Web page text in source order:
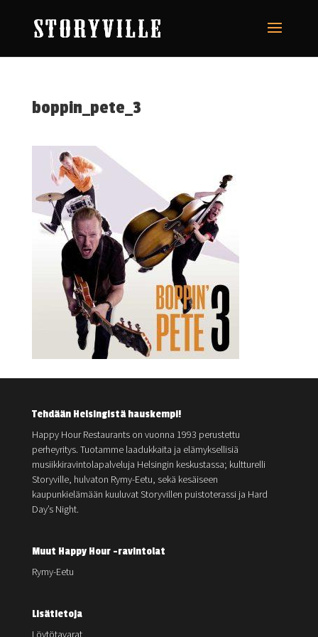
boppin_pete_3
Tehdään Helsingistä hauskempi!
Happy Hour Restaurants on vuonna 1993 perustettu
perheyritys. Tuotamme laadukkaita ja elämyksellisiä
musiikkiravintolapalveluja Helsingin keskustassa; kultturelli
Storyville, hulvaton Rymy-Eetu, sekä kesäiseen
kaupunkielämään kuuluvat Storyvillen puistoterassi ja Hard
Day’s Night.
Muut Happy Hour -ravintolat
Rymy-Eetu
Lisätietoja